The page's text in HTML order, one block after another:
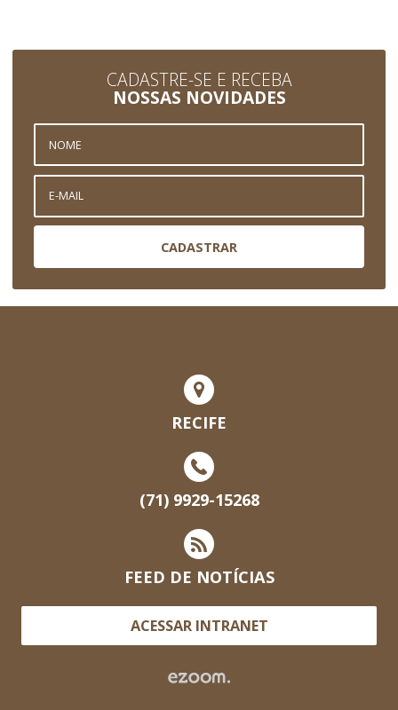
CADASTRE-SE E RECEBA
NOSSAS NOVIDADES
CADASTRAR
RECIFE
(71) 9929-15268
FEED DE NOTÍCIAS
ACESSAR INTRANET